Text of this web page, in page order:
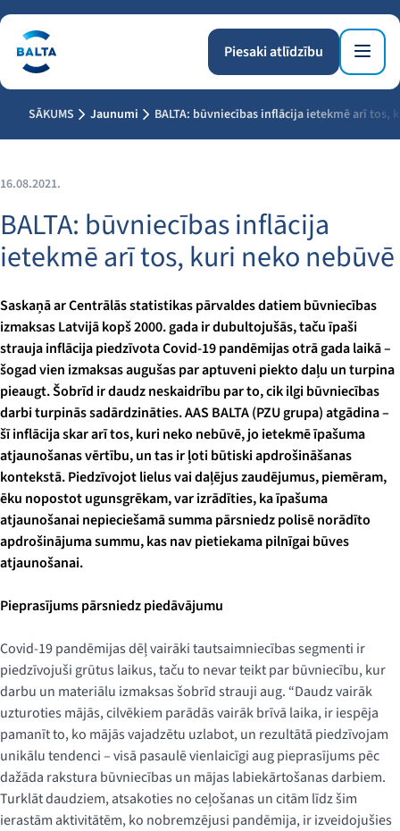
Piesaki atlīdzību
SĀKUMS Jaunumi BALTA: būvniecības inflācija ietekmē arī tos,
16.08.2021.
BALTA: būvniecības inflācija
ietekmē arī tos, kuri neko nebūvē
Saskaņā ar Centrālās statistikas pārvaldes datiem būvniecības
izmaksas Latvijā kopš 2000. gada ir dubultojušās, taču īpaši
strauja inflācija piedzīvota Covid-19 pandēmijas otrā gada laikā –
šogad vien izmaksas augušas par aptuveni piekto daļu un turpina
pieaugt. Šobrīd ir daudz neskaidrību par to, cik ilgi būvniecības
darbi turpinās sadārdzināties. AAS BALTA (PZU grupa) atgādina –
šī inflācija skar arī tos, kuri neko nebūvē, jo ietekmē īpašuma
atjaunošanas vērtību, un tas ir ļoti būtiski apdrošināšanas
kontekstā. Piedzīvojot lielus vai daļējus zaudējumus, piemēram,
ēku nopostot ugunsgrēkam, var izrādīties, ka īpašuma
atjaunošanai nepieciešamā summa pārsniedz polisē norādīto
apdrošinājuma summu, kas nav pietiekama pilnīgai būves
atjaunošanai.
Pieprasījums pārsniedz piedāvājumu
Covid-19 pandēmijas dēļ vairāki tautsaimniecības segmenti ir
piedzīvojuši grūtus laikus, taču to nevar teikt par būvniecību, kur
darbu un materiālu izmaksas šobrīd strauji aug. “Daudz vairāk
uzturoties mājās, cilvēkiem parādās vairāk brīvā laika, ir iespēja
pamanīt to, ko mājās vajadzētu uzlabot, un rezultātā piedzīvojam
unikālu tendenci – visā pasaulē vienlaicīgi aug pieprasījums pēc
dažāda rakstura būvniecības un mājas labiekārtošanas darbiem.
Turklāt daudziem, atsakoties no ceļošanas un citām līdz šim
ierastām aktivitātēm, ko nobremzējusi pandēmija, ir izveidojušies